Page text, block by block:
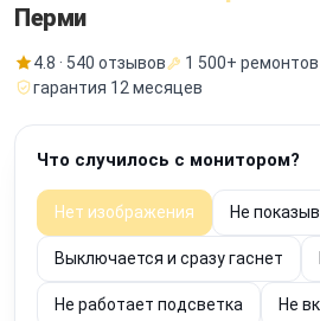
Перми
4.8 · 540 отзывов
1 500+
гарантия 12 месяцев
Что случилось с монитором?
Нет изображения Не
Выключается и сразу гаснет
Не работает подсветка Не